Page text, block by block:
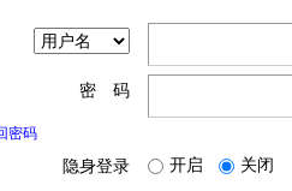
密 码
密码
隐身登录 开启 关闭